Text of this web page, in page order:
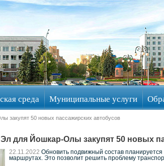
среда Муниципальные услуги
закупят 50 новых пассажирских автобусов
для Йошкар-Олы закупят 50 новых
22.11.2022 Обновить подвижный состав планируется
маршрутах. Это позволит решить проблему